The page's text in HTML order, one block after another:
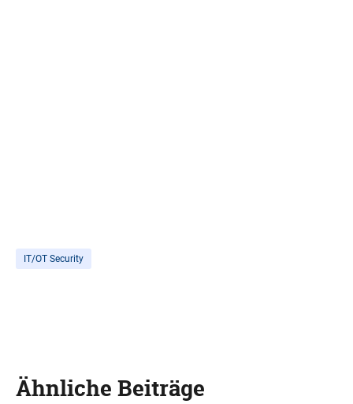
IT/OT Security
Ähnliche Beiträge